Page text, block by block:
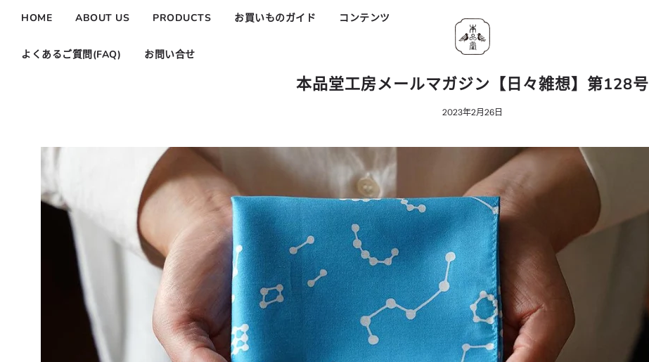
HOME ABOUT US PRODUCTS お買いものガイド コンテンツ
よくあるご質問(FAQ) お問い合せ
本品堂工房メールマガジン【日々雑想】第128号
2023年2月26日